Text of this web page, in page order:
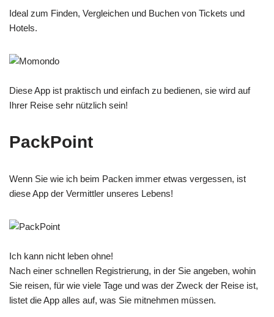
Ideal zum Finden, Vergleichen und Buchen von Tickets und
Hotels.
Diese App ist praktisch und einfach zu bedienen, sie wird auf
Ihrer Reise sehr nützlich sein!
PackPoint
Wenn Sie wie ich beim Packen immer etwas vergessen, ist
diese App der Vermittler unseres Lebens!
Ich kann nicht leben ohne!
Nach einer schnellen Registrierung, in der Sie angeben, wohin
Sie reisen, für wie viele Tage und was der Zweck der Reise ist,
listet die App alles auf, was Sie mitnehmen müssen.